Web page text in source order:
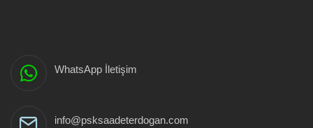
WhatsApp İletişim
info@psksaadeterdogan.com